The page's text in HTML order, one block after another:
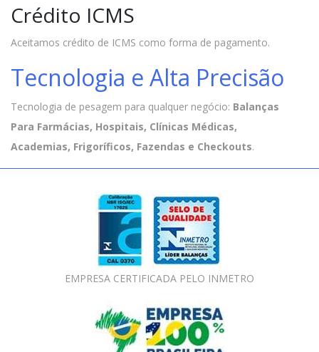
Crédito ICMS
Aceitamos crédito de ICMS como forma de pagamento.
Tecnologia e Alta Precisão
Tecnologia de pesagem para qualquer negócio: Balanças
Para Farmácias, Hospitais, Clínicas Médicas,
Academias, Frigoríficos, Fazendas e Checkouts.
EMPRESA CERTIFICADA PELO INMETRO